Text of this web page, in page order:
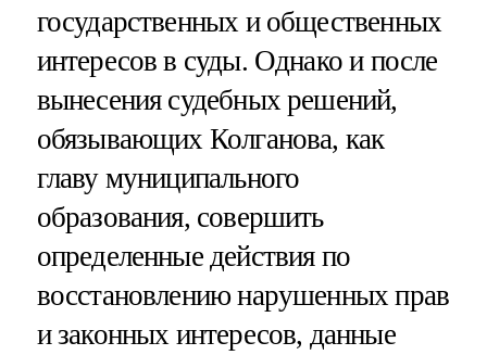
государственных и общественных
интересов в суды. Однако и после
вынесения судебных решений,
обязывающих Колганова, как
главу муниципального
образования, совершить
определенные действия по
восстановлению нарушенных прав
и законных интересов, данные